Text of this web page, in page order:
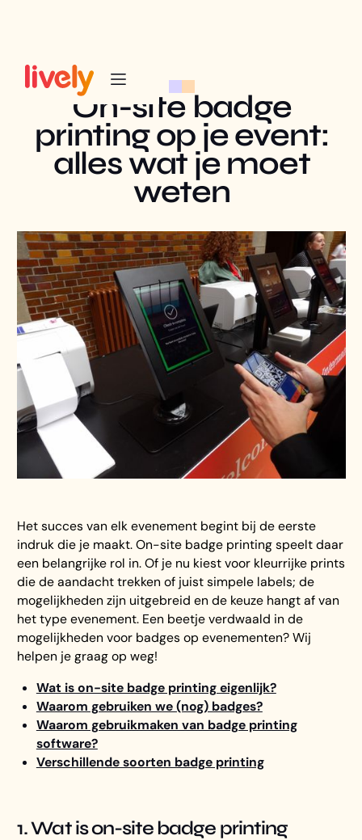
On-site badge
printing op je event:
alles wat je moet
weten
Het succes van elk evenement begint bij de eerste
indruk die je maakt. On-site badge printing speelt daar
een belangrijke rol in. Of je nu kiest voor kleurrijke prints
die de aandacht trekken of juist simpele labels; de
mogelijkheden zijn uitgebreid en de keuze hangt af van
het type evenement. Een beetje verdwaald in de
mogelijkheden voor badges op evenementen? Wij
helpen je graag op weg!
Wat is on-site badge printing eigenlijk?
Waarom gebruiken we (nog) badges?
Waarom gebruikmaken van badge printing
software?
Verschillende soorten badge printing
1. Wat is on-site badge printing